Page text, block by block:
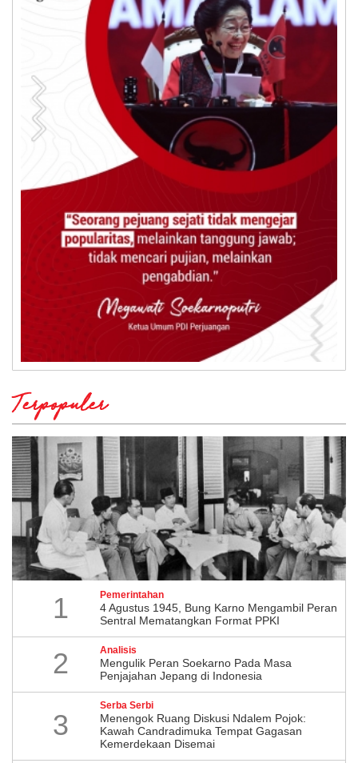
Terpopuler
1 Pemerintahan
4 Agustus 1945, Bung Karno Mengambil Peran
Sentral Mematangkan Format PPKI
2 Analisis
Mengulik Peran Soekarno Pada Masa
Penjajahan Jepang di Indonesia
3
Serba Serbi
Menengok Ruang Diskusi Ndalem Pojok:
Kawah Candradimuka Tempat Gagasan
Kemerdekaan Disemai